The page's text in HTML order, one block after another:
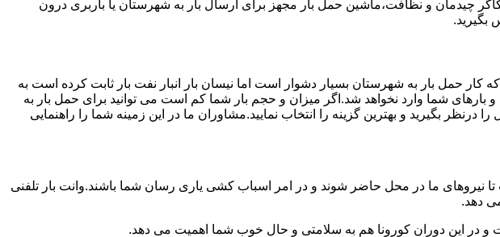
چیدمان و نظافت،ماشین حمل بار مجهز برای ارسال بار به شهرستان یا باربری درون
بگیرید.
کار حمل بار به شهرستان بسیار دشوار است اما نیسان بار انبار نفت بار ثابت کرده است به
بارهای شما وارد نخواهد شد.اگر میزان و حجم بار شما کم است می توانید برای حمل بار به
بگیرید و بهترین گزینه را انتخاب نمایید.مشاوران ما در این زمینه شما را راهنمایی
نیروهای ما در محل حاضر شوند و در امر اسباب کشی یاری رسان شما باشند.وانت بار تلفنی
دهد.
و در این دوران کورونا هم به سلامتی و حال خوب شما اهمیت می دهد.